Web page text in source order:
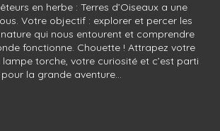
en herbe : Terres d’Oiseaux a une
Votre objectif : explorer et percer les
qui nous entourent et comprendre
fonctionne. Chouette ! Attrapez votre
torche, votre curiosité et c’est parti
pour la grande aventure…